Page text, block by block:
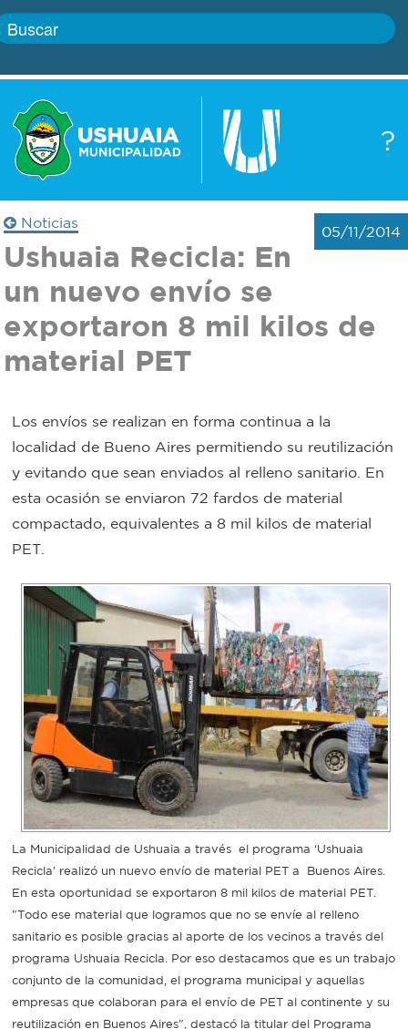
?
Boletín
Defensa
civil
Bromatología
Rentas
Municipal
Mi
bondi
Boleto
estudiantil
Recorrido
colectivos
Recarga
SUBE
Gobierno
Trámites
Transparencia
Actualidad
municipal
Noticias
05/11/2014
Ushuaia Recicla: En
un nuevo envío se
exportaron 8 mil kilos de
material PET
Los envíos se realizan en forma continua a la
localidad de Bueno Aires permitiendo su reutilización
y evitando que sean enviados al relleno sanitario. En
esta ocasión se enviaron 72 fardos de material
compactado, equivalentes a 8 mil kilos de material
PET.
La Municipalidad de Ushuaia a través el programa ‘Ushuaia
Recicla' realizó un nuevo envío de material PET a Buenos Aires.
En esta oportunidad se exportaron 8 mil kilos de material PET.
"Todo ese material que logramos que no se envíe al relleno
sanitario es posible gracias al aporte de los vecinos a través del
programa Ushuaia Recicla. Por eso destacamos que es un trabajo
conjunto de la comunidad, el programa municipal y aquellas
empresas que colaboran para el envío de PET al continente y su
reutilización en Buenos Aires", destacó la titular del Programa